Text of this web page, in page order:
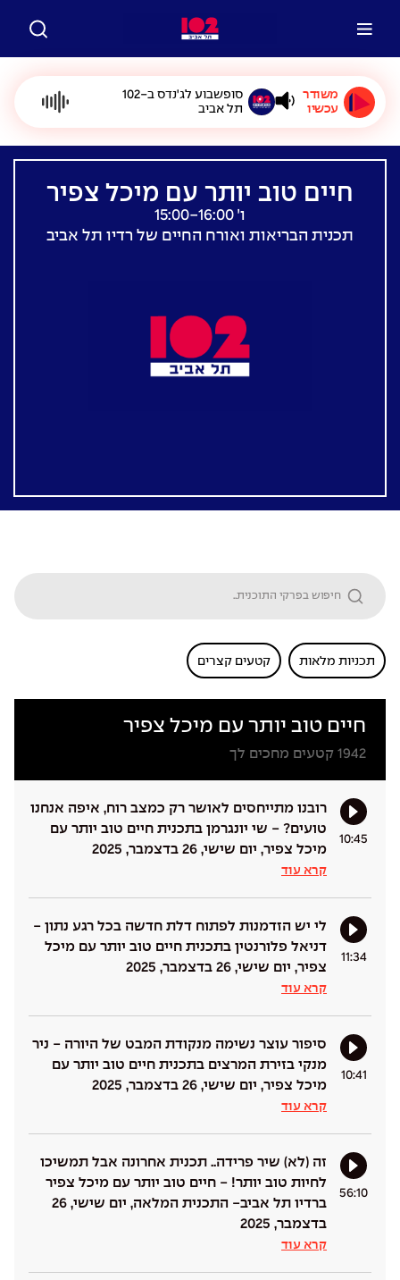
משודר
עכשיו
סופשבוע לג'נדס ב-102
תל אביב
חיים טוב יותר עם מיכל צפיר
ו׳ 15:00-16:00
תכנית הבריאות ואורח החיים של רדיו תל אביב
תכניות מלאות קטעים קצרים
חיים טוב יותר עם מיכל צפיר
1942 קטעים מחכים לך
10:45
רובנו מתייחסים לאושר רק כמצב רוח, איפה אנחנו
טועים? - שי יונגרמן בתכנית חיים טוב יותר עם
מיכל צפיר, יום שישי, 26 בדצמבר, 2025
קרא עוד
11:34
לי יש הזדמנות לפתוח דלת חדשה בכל רגע נתון -
דניאל פלורנטין בתכנית חיים טוב יותר עם מיכל
צפיר, יום שישי, 26 בדצמבר, 2025
קרא עוד
10:41
סיפור עוצר נשימה מנקודת המבט של היורה - ניר
מנקי בזירת המרצים בתכנית חיים טוב יותר עם
מיכל צפיר, יום שישי, 26 בדצמבר, 2025
קרא עוד
56:10
זה (לא) שיר פרידה.. תכנית אחרונה אבל תמשיכו
לחיות טוב יותר! - חיים טוב יותר עם מיכל צפיר
ברדיו תל אביב- התכנית המלאה, יום שישי, 26
בדצמבר, 2025
קרא עוד